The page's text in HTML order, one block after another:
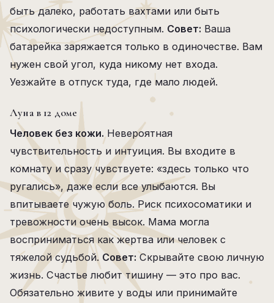
быть далеко, работать вахтами или быть
психологически недоступным. Совет: Ваша
батарейка заряжается только в одиночестве. Вам
нужен свой угол, куда никому нет входа.
Уезжайте в отпуск туда, где мало людей.
Луна в 12 доме
Человек без кожи. Невероятная
чувствительность и интуиция. Вы входите в
комнату и сразу чувствуете: «здесь только что
ругались», даже если все улыбаются. Вы
впитываете чужую боль. Риск психосоматики и
тревожности очень высок. Мама могла
восприниматься как жертва или человек с
тяжелой судьбой. Совет: Скрывайте свою личную
жизнь. Счастье любит тишину — это про вас.
Обязательно живите у воды или принимайте